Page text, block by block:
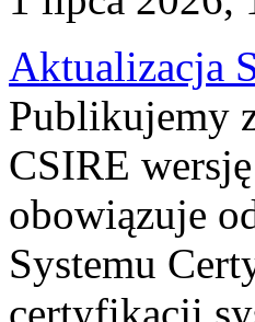
Aktualizacja
Publikujemy
CSIRE
obowiązuje
Systemu